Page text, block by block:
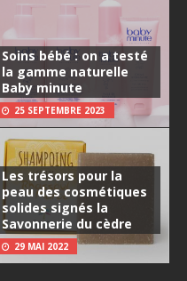
Soins bébé : on a testé
la gamme naturelle
Baby minute
25 SEPTEMBRE 2023
Les trésors pour la
peau des cosmétiques
solides signés la
Savonnerie du cèdre
29 MAI 2022